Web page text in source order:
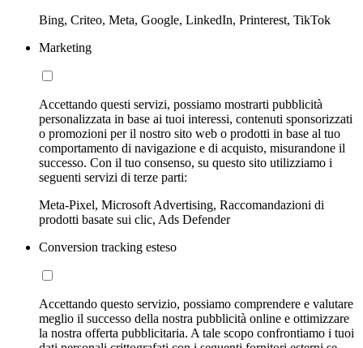
Bing, Criteo, Meta, Google, LinkedIn, Printerest, TikTok
Marketing
Accettando questi servizi, possiamo mostrarti pubblicità
personalizzata in base ai tuoi interessi, contenuti sponsorizzati
o promozioni per il nostro sito web o prodotti in base al tuo
comportamento di navigazione e di acquisto, misurandone il
successo. Con il tuo consenso, su questo sito utilizziamo i
seguenti servizi di terze parti:
Meta-Pixel, Microsoft Advertising, Raccomandazioni di
prodotti basate sui clic, Ads Defender
Conversion tracking esteso
Accettando questo servizio, possiamo comprendere e valutare
meglio il successo della nostra pubblicità online e ottimizzare
la nostra offerta pubblicitaria. A tale scopo confrontiamo i tuoi